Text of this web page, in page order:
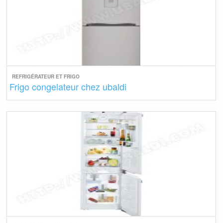
REFRIGÉRATEUR ET FRIGO
Frigo congelateur chez ubaldi